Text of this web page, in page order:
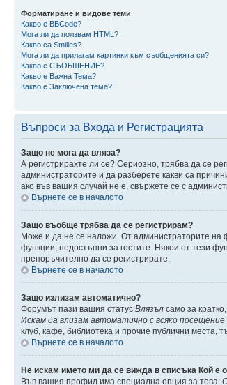
Форматиране и видове теми
Какво е BBCode?
Мога ли да ползвам HTML?
Какво са Smilies?
Мога ли да прилагам картинки към съобщенията си?
Какво е СЪОБЩЕНИЕ?
Какво е Важна Тема?
Какво е Заключена тема?
Въпроси за Входа и Регистрацията
Защо не мога да вляза?
А регистрирахте ли се? Сериозно, трябва да се
администраторите и да разберете какви са
ако във вашия случай не е, свържете се с
Върнете се в началото
Защо въобще трябва да се регистрирам?
Може и да не се наложи. От администраторите на
функции, недостъпни за гостите. Някои от тези
препоръчително да се регистрирате.
Върнете се в началото
Защо излизам автоматично?
Форумът пази вашия статус Влязъл само за
Искам да влизам автоматично с всяко посещение
клуб, кафе, библиотека и прочие публични места,
Върнете се в началото
Не искам името ми да се вижда в списъка Кой е
Във вашия профил има специална опция за това: